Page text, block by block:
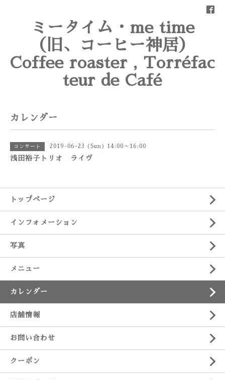
ミータイム・me time
（旧、コーヒー神居）
Coffee roaster , Torréfac
teur de Café
カレンダー
コンサート 2019-06-23 (Sun) 14:00～16:00
浅田裕子トリオ ライヴ
トップページ
インフォメーション
写真
メニュー
カレンダー
店舗情報
お問い合わせ
クーポン